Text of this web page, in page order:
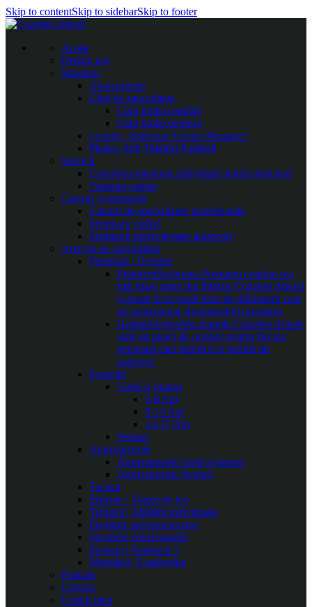
Skip to contentSkip to sidebarSkip to footer
Acasă
Despre noi
Magazin
Abonamente
Cărți de specialitate
Cărți limba română
Cărți limba engleza
Licențe „Software Tactics Manager”
Planșe, folii Taktifol Football
Servicii
Coaching-mentorat individual pentru antrenori
Training camps
Cursuri și seminarii
Cursuri de specializare profesională
Seminarii online
Seminarii perfecționare antrenori
Articole de specialitate
Premium / Gratuite
PremiumSecțiunea Premium conține cea
mai mare parte din librăria Coaches Ahead
și poate fi accesată doar de utilizatorii care
au achiziționat abonamentul premium.
GratuiteArticolele gratuite Coaches Ahead
sunt un punct de pornire pentru fiecare
persoană care aspiră la o poziție de
antrenor.
Exerciții
Copii și juniori
5-8 Ani
9-13 Ani
14-17 Ani
Seniori
Antrenamente
Antrenamente copii și juniori
Antrenamente Seniori
Tactică
Sisteme | Trasee de joc
Tehnică | Abilități individuale
Pregătire presezon/sezon
Secretele Antrenorului
Portarul | Numărul 1
Metodică | Leadership
Podcast
Contact
Contul meu